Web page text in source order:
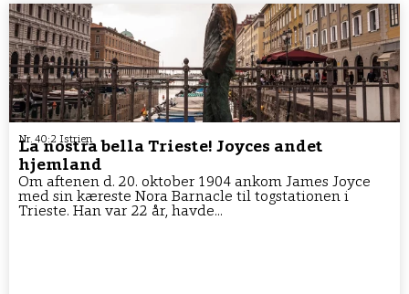
Nr. 40:2 Istrien
La nostra bella Trieste! Joyces andet
hjemland
Om aftenen d. 20. oktober 1904 ankom James Joyce
med sin kæreste Nora Barnacle til togstationen i
Trieste. Han var 22 år, havde...